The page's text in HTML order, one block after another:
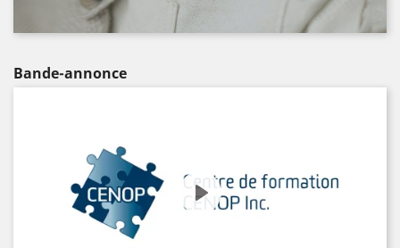
Bande-annonce
Play